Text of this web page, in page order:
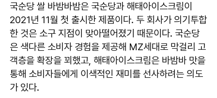
국순당 쌀 바밤바밤은 국순당과 해태아이스크림이
2021년 11월 첫 출시한 제품이다. 두 회사가 의기투합
한 것은 소구 지점이 맞아떨어졌기 때문이다. 국순당
은 색다른 소비자 경험을 제공해 MZ세대로 막걸리 고
객층을 확장을 꾀했고, 해태아이스크림은 바밤바 맛을
통해 소비자들에게 이색적인 재미를 선사하려는 의도
가 있다.